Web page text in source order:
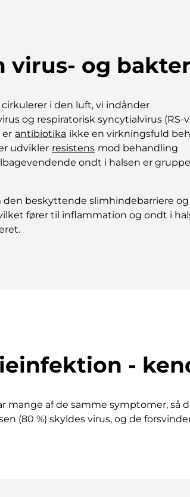
virus- og
i den luft, vi indånder
og respiratorisk syncytialvirus (RS-
er antibiotika ikke en virkningsfuld
udvikler resistens mod behandling
ondt i halsen er
beskyttende slimhindebarriere
fører til inflammation og ondt i
-
mange af de samme symptomer, så
(80 %) skyldes virus, og de